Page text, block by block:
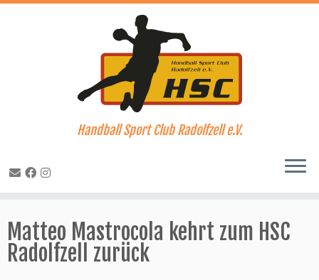
Inhalt
springen
Handball Sport Club Radolfzell e.V.
Matteo Mastrocola kehrt zum HSC
Radolfzell zurück